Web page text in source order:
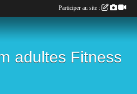
adultes Fitness
Participer au site :